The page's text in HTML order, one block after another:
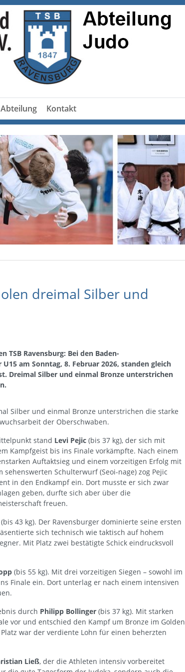
Abteilung Kontakt
dreimal Silber und
Ravensburg: Bei den Baden-
am Sonntag, 8. Februar 2026, standen gleich
Dreimal Silber und einmal Bronze unterstrichen
Silber und einmal Bronze unterstrichen die starke
der Oberschwaben.
stand Levi Pejic (bis 37 kg), der sich mit
Kampfgeist bis ins Finale vorkämpfte. Nach einem
Auftaktsieg und einem vorzeitigen Erfolg mit
sehenswerten Schulterwurf (Seoi-nage) zog Pejic
in den Endkampf ein. Dort musste er sich zwar
geben, durfte sich aber über die
freuen.
(bis 43 kg). Der Ravensburger dominierte seine ersten
sich technisch wie taktisch auf hohem
Mit Platz zwei bestätigte Schick eindrucksvoll
(bis 55 kg). Mit drei vorzeitigen Siegen – sowohl im
Finale ein. Dort unterlag er nach einem intensiven
durch Philipp Bollinger (bis 37 kg). Mit starken
vor und entschied den Kampf um Bronze im Golden
war der verdiente Lohn für einen beherzten
Ließ, der die Athleten intensiv vorbereitet